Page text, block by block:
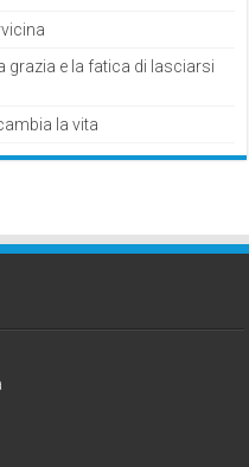
grazia e la fatica di lasciarsi
la vita